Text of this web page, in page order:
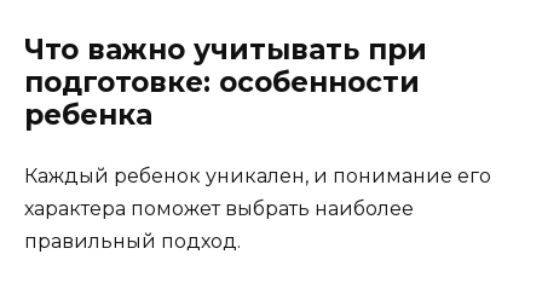
Что важно учитывать при
подготовке: особенности
ребенка
Каждый ребенок уникален, и понимание его
характера поможет выбрать наиболее
правильный подход.